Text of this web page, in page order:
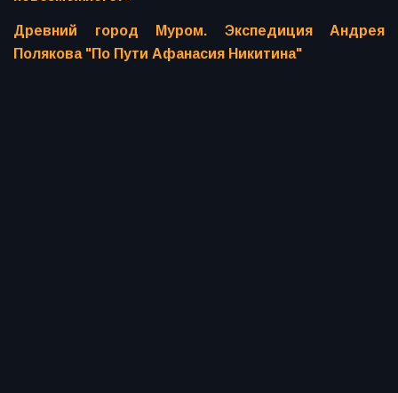
Древний город Муром. Экспедиция Андрея
Полякова "По Пути Афанасия Никитина"